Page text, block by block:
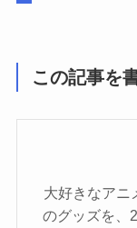
この記事を
大好きなアニ
のグッズを、